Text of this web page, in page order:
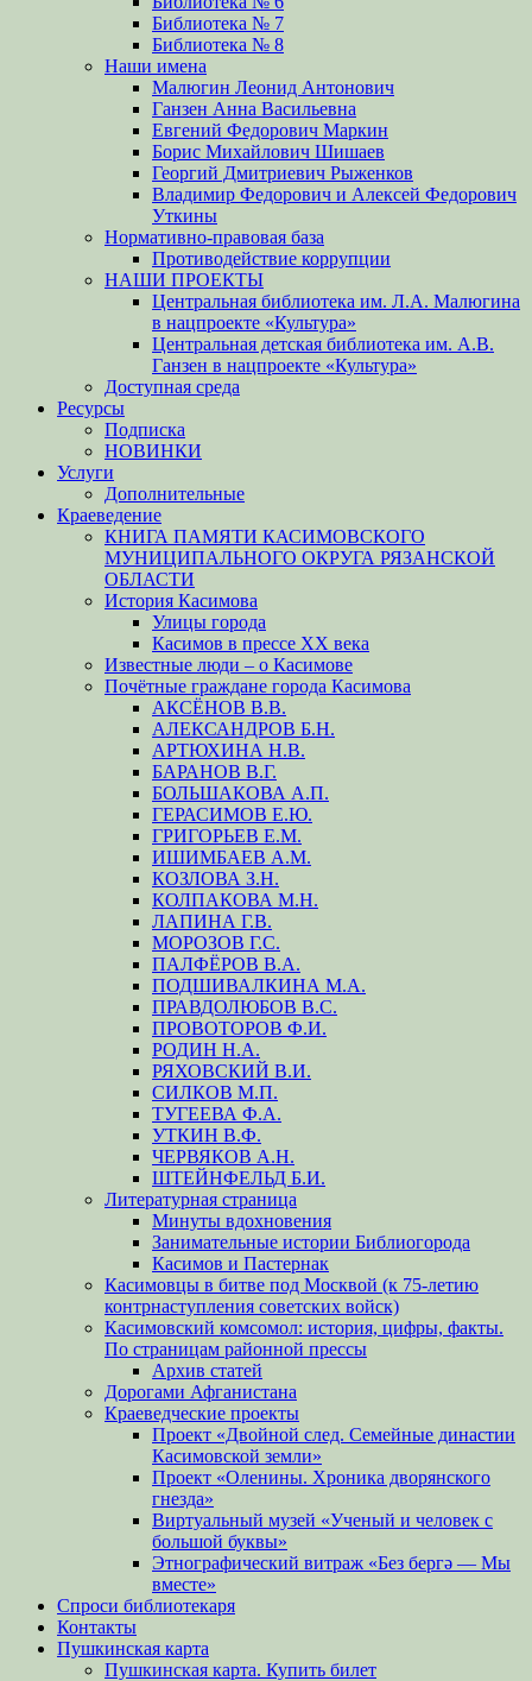
Библиотека № 7
Библиотека № 8
Наши имена
Малюгин Леонид Антонович
Ганзен Анна Васильевна
Евгений Федорович Маркин
Борис Михайлович Шишаев
Георгий Дмитриевич Рыженков
Владимир Федорович и Алексей Федорович
Уткины
Нормативно-правовая база
Противодействие коррупции
НАШИ ПРОЕКТЫ
Центральная библиотека им. Л.А. Малюгина
в нацпроекте «Культура»
Центральная детская библиотека им. А.В.
Ганзен в нацпроекте «Культура»
Доступная среда
Ресурсы
Подписка
НОВИНКИ
Услуги
Дополнительные
Краеведение
КНИГА ПАМЯТИ КАСИМОВСКОГО
МУНИЦИПАЛЬНОГО ОКРУГА РЯЗАНСКОЙ
ОБЛАСТИ
История Касимова
Улицы города
Касимов в прессе XX века
Известные люди – о Касимове
Почётные граждане города Касимова
АКСЁНОВ В.В.
АЛЕКСАНДРОВ Б.Н.
АРТЮХИНА Н.В.
БАРАНОВ В.Г.
БОЛЬШАКОВА А.П.
ГЕРАСИМОВ Е.Ю.
ГРИГОРЬЕВ Е.М.
ИШИМБАЕВ А.М.
КОЗЛОВА З.Н.
КОЛПАКОВА М.Н.
ЛАПИНА Г.В.
МОРОЗОВ Г.С.
ПАЛФЁРОВ В.А.
ПОДШИВАЛКИНА М.А.
ПРАВДОЛЮБОВ В.С.
ПРОВОТОРОВ Ф.И.
РОДИН Н.А.
РЯХОВСКИЙ В.И.
СИЛКОВ М.П.
ТУГЕЕВА Ф.А.
УТКИН В.Ф.
ЧЕРВЯКОВ А.Н.
ШТЕЙНФЕЛЬД Б.И.
Литературная страница
Минуты вдохновения
Занимательные истории Библиогорода
Касимов и Пастернак
Касимовцы в битве под Москвой (к 75-летию
контрнаступления советских войск)
Касимовский комсомол: история, цифры, факты.
По страницам районной прессы
Архив статей
Дорогами Афганистана
Краеведческие проекты
Проект «Двойной след. Семейные династии
Касимовской земли»
Проект «Оленины. Хроника дворянского
гнезда»
Виртуальный музей «Ученый и человек с
большой буквы»
Этнографический витраж «Без бергə — Мы
вместе»
Спроси библиотекаря
Контакты
Пушкинская карта
Пушкинская карта. Купить билет